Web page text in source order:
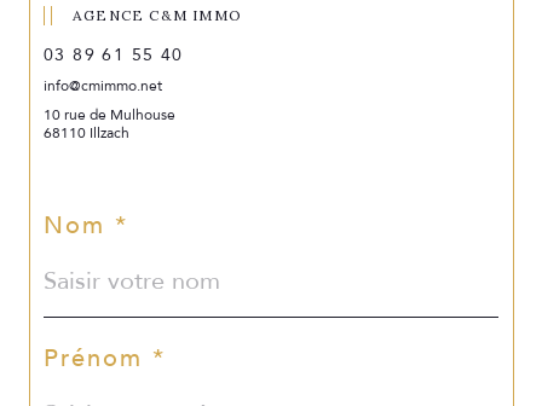
AGENCE C&M IMMO
03 89 61 55 40
info@cmimmo.net
10 rue de Mulhouse
68110 Illzach
Nom *
Prénom *